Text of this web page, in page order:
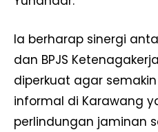
Ia berharap sinergi
dan BPJS
diperkuat agar
informal di Karawang
perlindungan jaminan